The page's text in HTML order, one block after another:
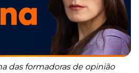
das formadoras de opinião